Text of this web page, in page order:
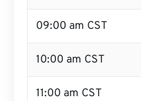
09:00 am CST
10:00 am CST
11:00 am CST